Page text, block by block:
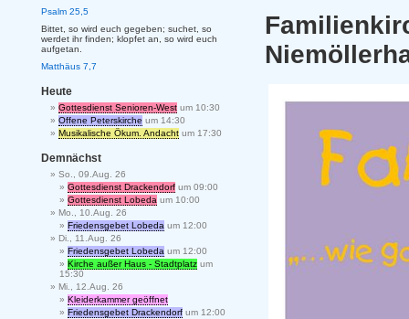
Psalm 25,5
Bittet, so wird euch gegeben; suchet, so
werdet ihr finden; klopfet an, so wird euch
aufgetan.
Matthäus 7,7
Heute
Gottesdienst Senioren-West um 10:30
Offene Peterskirche um 14:30
Musikalische Ökum. Andacht um 17:30
Demnächst
So., 09.Aug. 26
Gottesdienst Drackendorf um 09:00
Gottesdienst Lobeda um 10:00
Mo., 10.Aug. 26
Friedensgebet Lobeda um 12:00
Di., 11.Aug. 26
Friedensgebet Lobeda um 12:00
Kirche außer Haus - Stadtplatz um
15:30
Mi., 12.Aug. 26
Kleiderkammer geöffnet
Friedensgebet Drackendorf um 12:00